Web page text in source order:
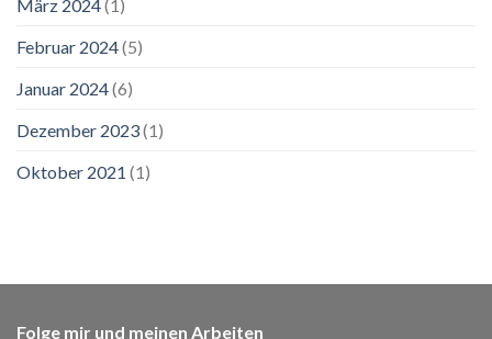
März 2024(1)
Februar 2024(5)
Januar 2024(6)
Dezember 2023(1)
Oktober 2021 (1)
Folge mir und meinen Arbeiten